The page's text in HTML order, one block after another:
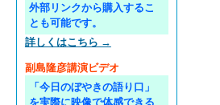
外部リンクから購入するこ
とも可能です。
詳しくはこちら →
副島隆彦講演ビデオ
「今日のぼやきの語り口」
を実際に映像で体感できる